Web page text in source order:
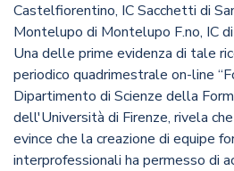
Castelfiorentino, IC Sacchetti di
Montelupo di Montelupo F.no, IC
Una delle prime evidenza di tale
periodico quadrimestrale on-line
Dipartimento di Scienze della
dell'Università di Firenze, rivela
evince che la creazione di equipe
interprofessionali ha permesso di